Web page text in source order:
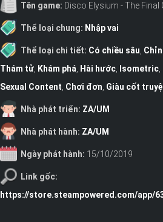
Tên game: Disco Elysium - The Final
Thể loại chung: Nhập vai
Thể loại chi tiết: Có chiều sâu,
Thám tử, Khám phá, Hài hước, Isometric,
Sexual Content, Chơi đơn, Giàu cốt
Nhà phát triển: ZA/UM
Nhà phát hành: ZA/UM
Ngày phát hành: 15/10/2019
Link gốc:
https://store.steampowered.com/app/